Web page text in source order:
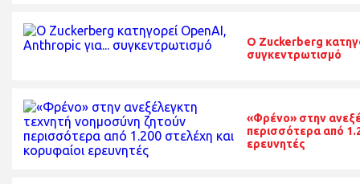
O Zuckerberg
συγκεντρωτισμό
«Φρένο» στην
περισσότερα από
ερευνητές